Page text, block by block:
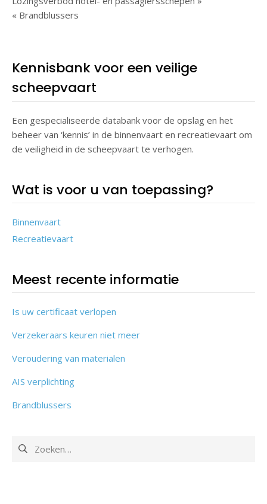
« Brandblussers
Kennisbank voor een veilige
scheepvaart
Een gespecialiseerde databank voor de opslag en het
beheer van ‘kennis’ in de binnenvaart en recreatievaart om
de veiligheid in de scheepvaart te verhogen.
Wat is voor u van toepassing?
Binnenvaart
Recreatievaart
Meest recente informatie
Is uw certificaat verlopen
Verzekeraars keuren niet meer
Veroudering van materialen
AIS verplichting
Brandblussers